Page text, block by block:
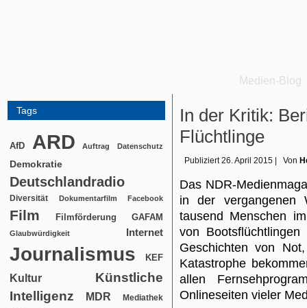
Medien-Blog
Tags
AfD ARD Auftrag Datenschutz
Demokratie
Deutschlandradio
Diversität Dokumentarfilm Facebook
Film Filmförderung GAFAM
Glaubwürdigkeit Internet
Journalismus KEF
Kultur
Künstliche
Intelligenz
MDR Mediathek
In der Kritik:
Flüchtlinge
Publiziert 26. April 2015 Von
Das NDR-
in der vergangenen
tausend Menschen
von
Geschichten von
Katastrophe
allen
Onlineseiten vieler